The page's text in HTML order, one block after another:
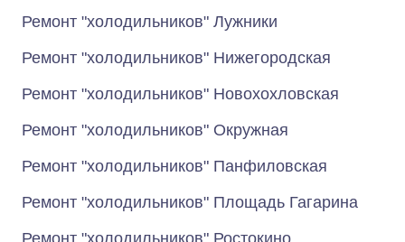
Ремонт "холодильников" Лужники
Ремонт "холодильников" Нижегородская
Ремонт "холодильников" Новохохловская
Ремонт "холодильников" Окружная
Ремонт "холодильников" Панфиловская
Ремонт "холодильников" Площадь Гагарина
Ремонт "холодильников" Ростокино